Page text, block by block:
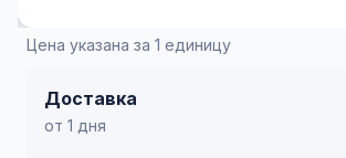
Цена указана за 1 единицу
Доставка
от 1 дня